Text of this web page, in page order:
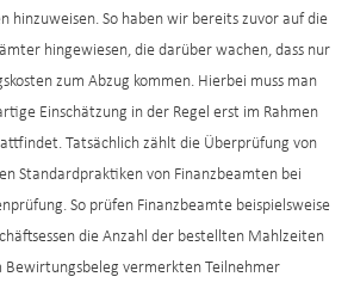
hinzuweisen. So haben wir bereits zuvor auf die
hingewiesen, die darüber wachen, dass nur
zum Abzug kommen. Hierbei muss man
Einschätzung in der Regel erst im Rahmen
Tatsächlich zählt die Überprüfung von
Standardpraktiken von Finanzbeamten bei
So prüfen Finanzbeamte beispielsweise
die Anzahl der bestellten Mahlzeiten
Bewirtungsbeleg vermerkten Teilnehmer